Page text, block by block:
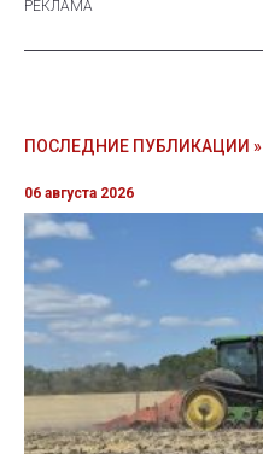
ПОСЛЕДНИЕ ПУБЛИКАЦИИ »
06 августа 2026